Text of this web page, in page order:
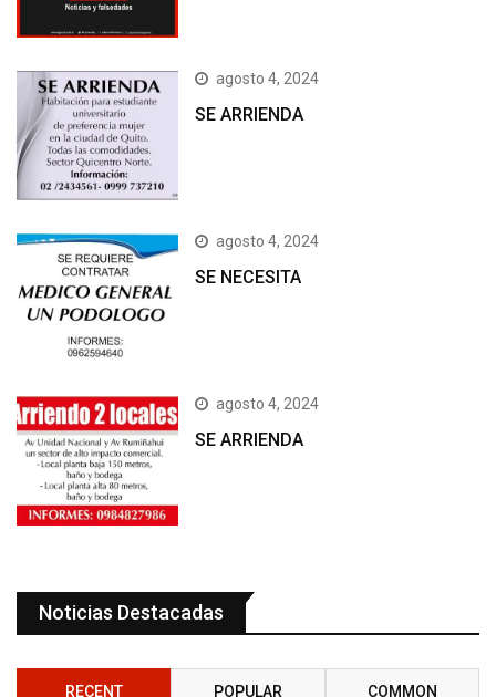
agosto 4, 2024
SE ARRIENDA
agosto 4, 2024
SE NECESITA
agosto 4, 2024
SE ARRIENDA
Noticias Destacadas
RECENT POPULAR COMMON